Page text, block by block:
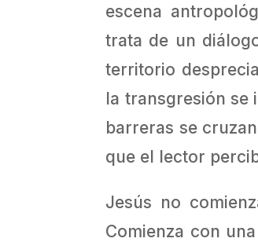
escena
trata de un
territorio
la transgresión se
barreras se
que el lector
Jesús no
Comienza con